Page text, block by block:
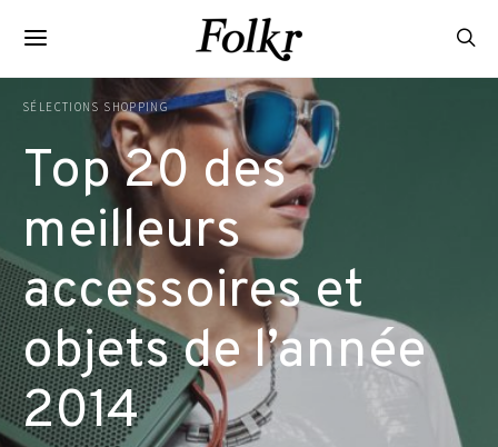
SÉLECTIONS SHOPPING
Top 20 des
meilleurs
accessoires et
objets de l’année
2014